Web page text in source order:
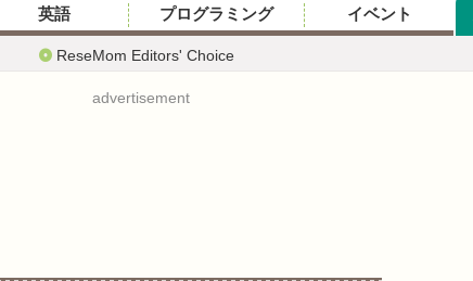
ReseMom Editors' Choice
英語 プログラミング イベント
advertisement